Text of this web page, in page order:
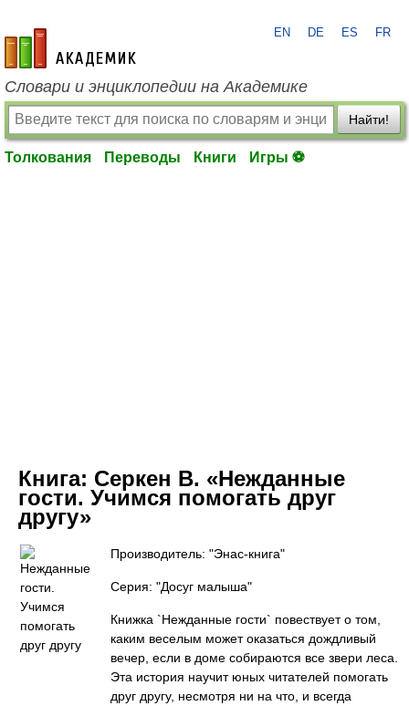
academic.ru
EN DE ES FR
Словари и энциклопедии на Академике
Найти!
Толкования Переводы Книги Игры ⚽
Книга: Серкен В. «Нежданные
гости. Учимся помогать друг
другу»
Производитель: "Энас-книга"
Серия: "Досуг малыша"
Книжка `Нежданные гости` повествует о том,
каким веселым может оказаться дождливый
вечер, если в доме собираются все звери леса.
Эта история научит юных читателей помогать
друг другу, несмотря ни на что, и всегда